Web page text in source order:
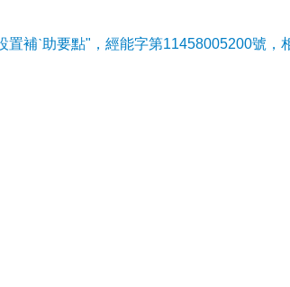
補ˋ助要點"，經能字第11458005200號，